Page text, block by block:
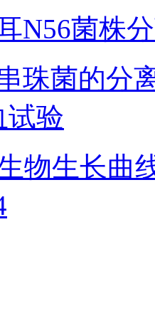
N56菌株
珠菌的分
试验
物生长曲